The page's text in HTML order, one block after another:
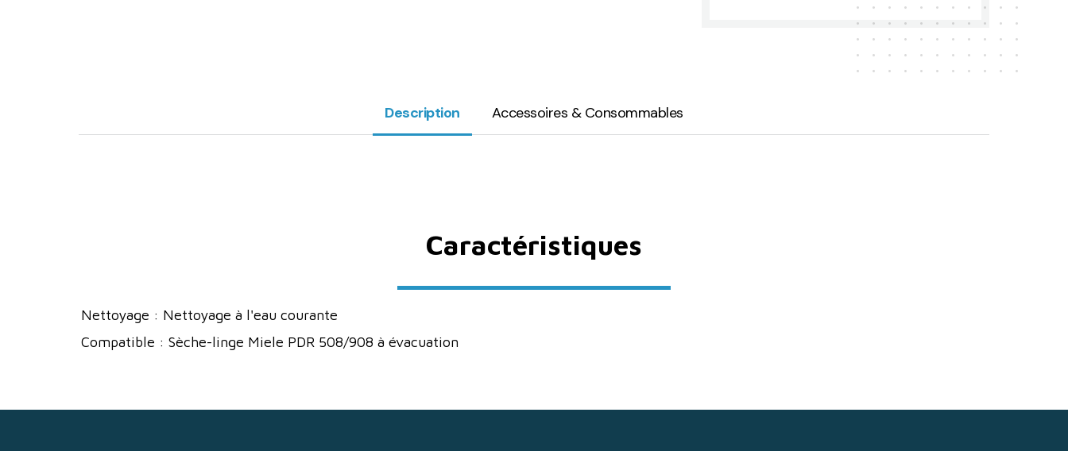
Description Accessoires & Consommables
Caractéristiques
Nettoyage : Nettoyage à l'eau courante
Compatible : Sèche-linge Miele PDR 508/908 à évacuation